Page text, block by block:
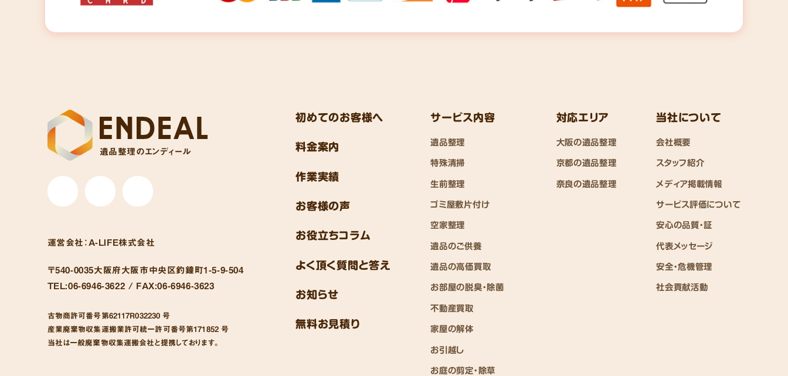
遺品整理のエンディール
初めてのお客様へ
料金案内
作業実績
お客様の声
お役立ちコラム
よく頂く質問と答え
お知らせ
無料お見積り
サービス内容
遺品整理
特殊清掃
生前整理
ゴミ屋敷片付け
空家整理
遺品のご供養
遺品の高価買取
お部屋の脱臭・除菌
不動産買取
家屋の解体
お引越し
お庭の剪定・除草
対応エリア
大阪の遺品整理
京都の遺品整理
奈良の遺品整理
当社について
会社概要
スタッフ紹介
メディア掲載情報
サービス評価について
安心の品質・証
代表メッセージ
安全・危機管理
社会貢献活動
運営会社： A-LIFE株式会社
〒540-0035大阪府大阪市中央区釣鐘町1-5-9-504
TEL:06-6946-3622 / FAX:06-6946-3623
古物商許可番号第62117R032230 号
産業廃棄物収集運搬業許可統一許可番号第171852 号
当社は一般廃棄物収集運搬会社と提携しております。